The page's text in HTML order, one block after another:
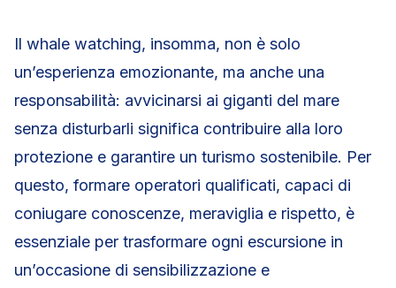
Il whale watching, insomma, non è solo
un’esperienza emozionante, ma anche una
responsabilità: avvicinarsi ai giganti del mare
senza disturbarli significa contribuire alla loro
protezione e garantire un turismo sostenibile. Per
questo, formare operatori qualificati, capaci di
coniugare conoscenze, meraviglia e rispetto, è
essenziale per trasformare ogni escursione in
un’occasione di sensibilizzazione e